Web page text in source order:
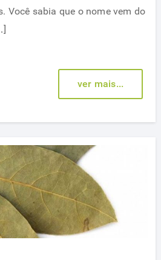
Você sabia que o nome vem do
ver mais...